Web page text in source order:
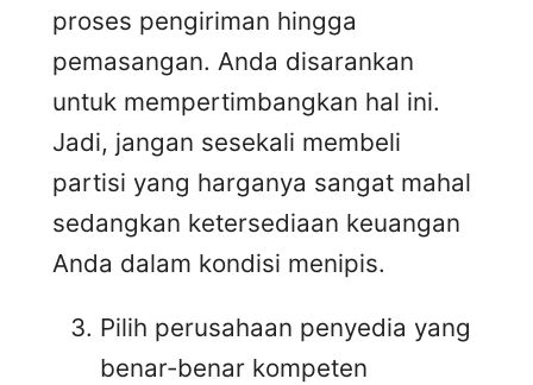
proses pengiriman hingga
pemasangan. Anda disarankan
untuk mempertimbangkan hal ini.
Jadi, jangan sesekali membeli
partisi yang harganya sangat mahal
sedangkan ketersediaan keuangan
Anda dalam kondisi menipis.
Pilih perusahaan penyedia yang
benar-benar kompeten